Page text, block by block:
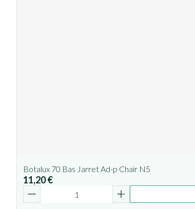
Botalux 70 Bas Jarret Ad-p Chair N5
11,20 €